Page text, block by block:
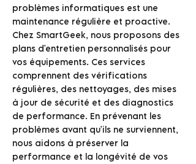
problèmes informatiques est une
maintenance régulière et proactive.
Chez SmartGeek, nous proposons des
plans d'entretien personnalisés pour
vos équipements. Ces services
comprennent des vérifications
régulières, des nettoyages, des mises
à jour de sécurité et des diagnostics
de performance. En prévenant les
problèmes avant qu'ils ne surviennent,
nous aidons à préserver la
performance et la longévité de vos